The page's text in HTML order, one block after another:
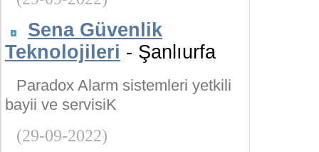
Sena Güvenlik
Teknolojileri - Şanlıurfa
Paradox Alarm sistemleri yetkili
bayii ve servisiK
(29-09-2022)